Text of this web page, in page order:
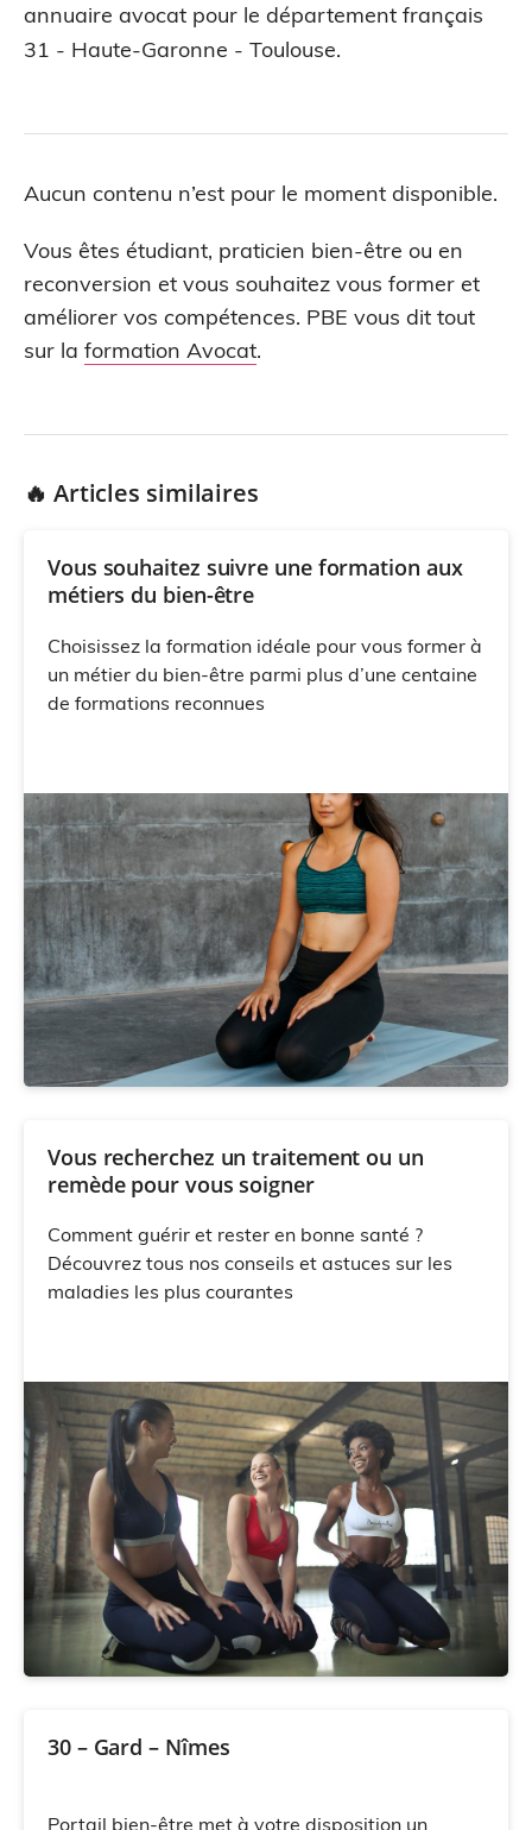
annuaire avocat pour le département français
31 - Haute-Garonne - Toulouse.
Aucun contenu n’est pour le moment disponible.
Vous êtes étudiant, praticien bien-être ou en
reconversion et vous souhaitez vous former et
améliorer vos compétences. PBE vous dit tout
sur la formation Avocat.
🔥 Articles similaires
Vous souhaitez suivre une formation aux
métiers du bien-être
Choisissez la formation idéale pour vous former à
un métier du bien-être parmi plus d’une centaine
de formations reconnues
Vous recherchez un traitement ou un
remède pour vous soigner
Comment guérir et rester en bonne santé ?
Découvrez tous nos conseils et astuces sur les
maladies les plus courantes
30 – Gard – Nîmes
Portail bien-être met à votre disposition un